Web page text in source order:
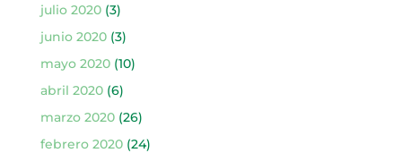
julio 2020(3)
junio 2020(3)
mayo 2020(10)
abril 2020(6)
marzo 2020(26)
febrero 2020(24)